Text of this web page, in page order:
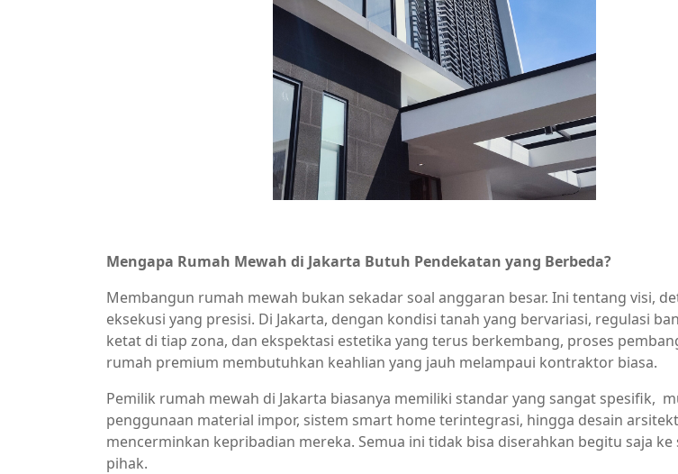
Mengapa Rumah Mewah di Jakarta Butuh Pendekatan yang Berbeda?
Membangun rumah mewah bukan sekadar soal anggaran besar. Ini tentang visi,
eksekusi yang presisi. Di Jakarta, dengan kondisi tanah yang bervariasi, regulasi
ketat di tiap zona, dan ekspektasi estetika yang terus berkembang, proses
rumah premium membutuhkan keahlian yang jauh melampaui kontraktor biasa.
Pemilik rumah mewah di Jakarta biasanya memiliki standar yang sangat spesifik,
penggunaan material impor, sistem smart home terintegrasi, hingga desain
mencerminkan kepribadian mereka. Semua ini tidak bisa diserahkan begitu saja ke
pihak.